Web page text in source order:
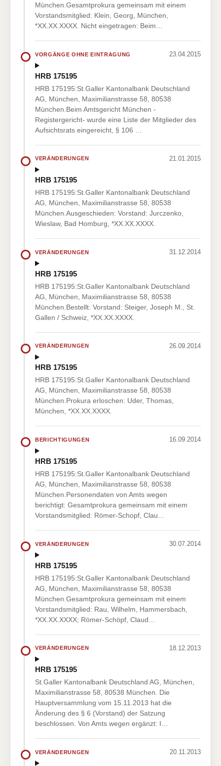
München.Gesamtprokura gemeinsam mit einem
Vorstandsmitglied: Klein, Georg, München,
*XX.XX.XXXX. Nicht eingetragen: Beim…
VORGÄNGE OHNE EINTRAGUNG 23.04.2015
HRB 175195
HRB 175195:St.Galler Kantonalbank Deutschland
AG, München, Maximilianstrasse 58, 80538
München.Beim Amtsgericht München -
Registergericht- wurde eine Liste der Mitglieder des
Aufsichtsrats eingereicht, § 106 …
VERÄNDERUNGEN 21.01.2015
HRB 175195
HRB 175195:St.Galler Kantonalbank Deutschland
AG, München, Maximilianstrasse 58, 80538
München.Ausgeschieden: Vorstand: Jurczenko,
Wieslaw, Bad Homburg, *XX.XX.XXXX.
VERÄNDERUNGEN 31.12.2014
HRB 175195
HRB 175195:St.Galler Kantonalbank Deutschland
AG, München, Maximilianstrasse 58, 80538
München.Bestellt: Vorstand: Steiger, Joseph M., St.
Gallen / Schweiz, *XX.XX.XXXX.
VERÄNDERUNGEN 26.09.2014
HRB 175195
HRB 175195:St.Galler Kantonalbank Deutschland
AG, München, Maximilianstrasse 58, 80538
München.Prokura erloschen: Uder, Thomas,
München, *XX.XX.XXXX.
BERICHTIGUNGEN 16.09.2014
HRB 175195
HRB 175195:St.Galler Kantonalbank Deutschland
AG, München, Maximilianstrasse 58, 80538
München.Personendaten von Amts wegen
berichtigt: Gesamtprokura gemeinsam mit einem
Vorstandsmitglied: Römer-Schopf, Clau…
VERÄNDERUNGEN 30.07.2014
HRB 175195
HRB 175195:St.Galler Kantonalbank Deutschland
AG, München, Maximilianstrasse 58, 80538
München.Gesamtprokura gemeinsam mit einem
Vorstandsmitglied: Rau, Wilhelm, Hammersbach,
*XX.XX.XXXX; Römer-Schöpf, Claud…
VERÄNDERUNGEN 18.12.2013
HRB 175195
St.Galler Kantonalbank Deutschland AG, München,
Maximilianstrasse 58, 80538 München. Die
Hauptversammlung vom 15.11.2013 hat die
Änderung des § 6 (Vorstand) der Satzung
beschlossen. Von Amts wegen ergänzt: I…
VERÄNDERUNGEN 20.11.2013